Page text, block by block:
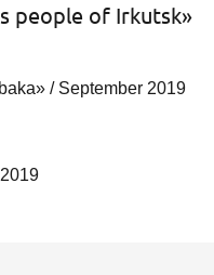
people of Irkutsk»
/ September 2019